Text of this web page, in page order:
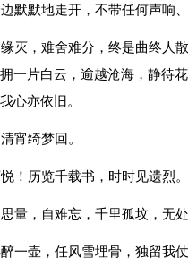
默默地走开，不带任何声响
灭，难舍难分，终是曲终人
一片白云，逾越沧海，静待
心亦依旧。
宵绮梦回。
！历览千载书，时时见遗烈。
量，自难忘，千里孤坟，无处
一壶，任风雪埋骨，独留我仗